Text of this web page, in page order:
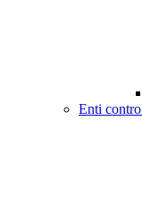
Enti